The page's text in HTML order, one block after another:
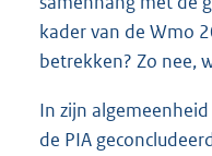
kader van de Wmo
betrekken? Zo nee,
In zijn
de PIA